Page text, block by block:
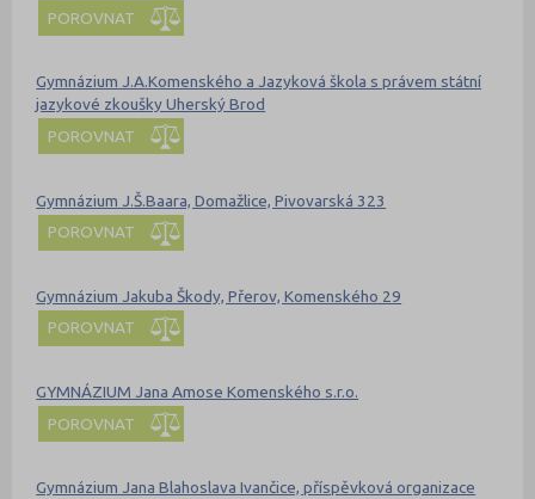
POROVNAT
Gymnázium J.A.Komenského a Jazyková škola s právem státní
jazykové zkoušky Uherský Brod
POROVNAT
Gymnázium J.Š.Baara, Domažlice, Pivovarská 323
POROVNAT
Gymnázium Jakuba Škody, Přerov, Komenského 29
POROVNAT
GYMNÁZIUM Jana Amose Komenského s.r.o.
POROVNAT
Gymnázium Jana Blahoslava Ivančice, příspěvková organizace